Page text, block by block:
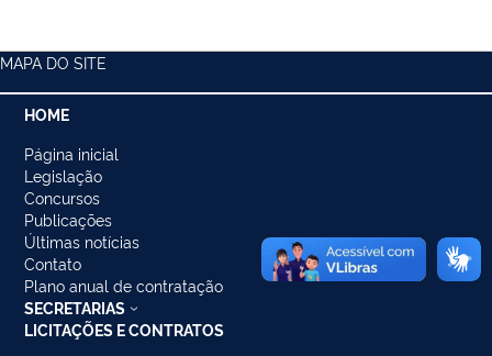
MAPA DO SITE
HOME
Página inicial
Legislação
Concursos
Publicações
Últimas notícias
Contato
Plano anual de contratação
SECRETARIAS
LICITAÇÕES E CONTRATOS